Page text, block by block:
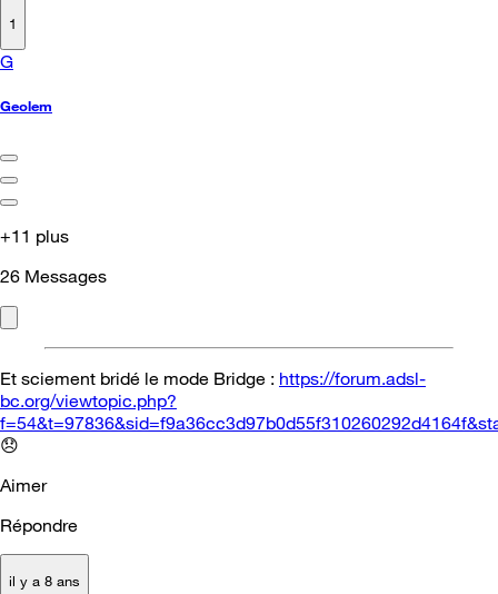
1
G
Geolem
+11 plus
26 Messages
Et sciement bridé le mode Bridge : https://forum.adsl-
bc.org/viewtopic.php?
😞
Aimer
Répondre
il y a 8 ans